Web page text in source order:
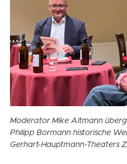
Moderator Mike Altmann
Philipp Bormann historische
Gerhart-Hauptmann-Theaters